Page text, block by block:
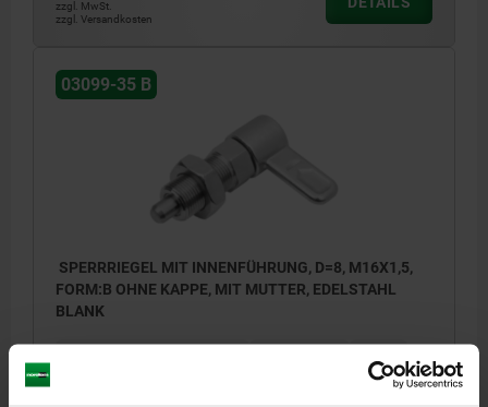
zzgl. MwSt.
zzgl. Versandkosten
03099-35 B
SPERRRIEGEL MIT INNENFÜHRUNG, D=8, M16X1,5,
FORM:B OHNE KAPPE, MIT MUTTER, EDELSTAHL
BLANK
B1=4,8